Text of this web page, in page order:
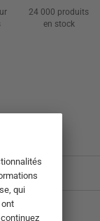
24 000 produits
en stock